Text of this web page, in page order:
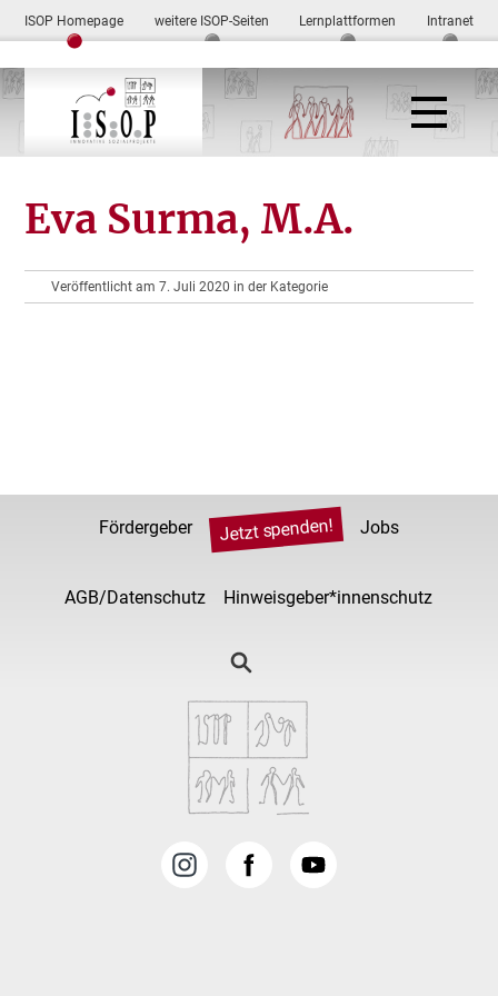
ISOP Homepage weitere ISOP-Seiten Lernplattformen Intranet
Eva Surma, M.A.
Veröffentlicht am 7. Juli 2020 in der Kategorie
Fördergeber Jetzt spenden! Jobs
AGB/Datenschutz Hinweisgeber*innenschutz